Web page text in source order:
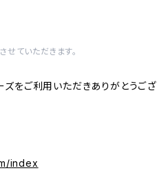
ていただきます。
ズをご利用いただきありがとうござ
index